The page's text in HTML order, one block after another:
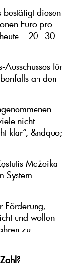
diesen
Euro pro
– 20– 30
Ausschusses für
an den
nicht
klar“, &ndquo;
Mažeika
System
Förderung,
und wollen
zu